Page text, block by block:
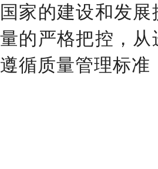
国家的建设和发
量的严格把控，
遵循质量管理标